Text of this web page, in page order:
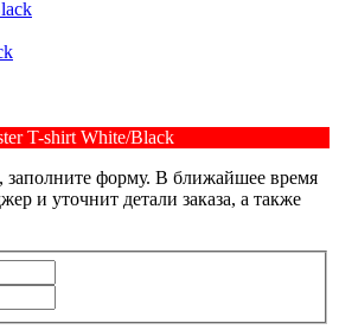
T-shirt White/Black
заполните форму. В ближайшее время
и уточнит детали заказа, а также